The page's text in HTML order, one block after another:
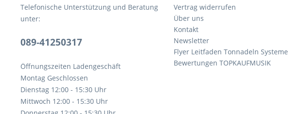
Telefonische Unterstützung und Beratung
unter:
089-41250317
Öffnungszeiten Ladengeschäft
Montag Geschlossen
Dienstag 12:00 - 15:30 Uhr
Mittwoch 12:00 - 15:30 Uhr
Vertrag widerrufen
Über uns
Kontakt
Newsletter
Flyer Leitfaden Tonnadeln Systeme
Bewertungen TOPKAUFMUSIK